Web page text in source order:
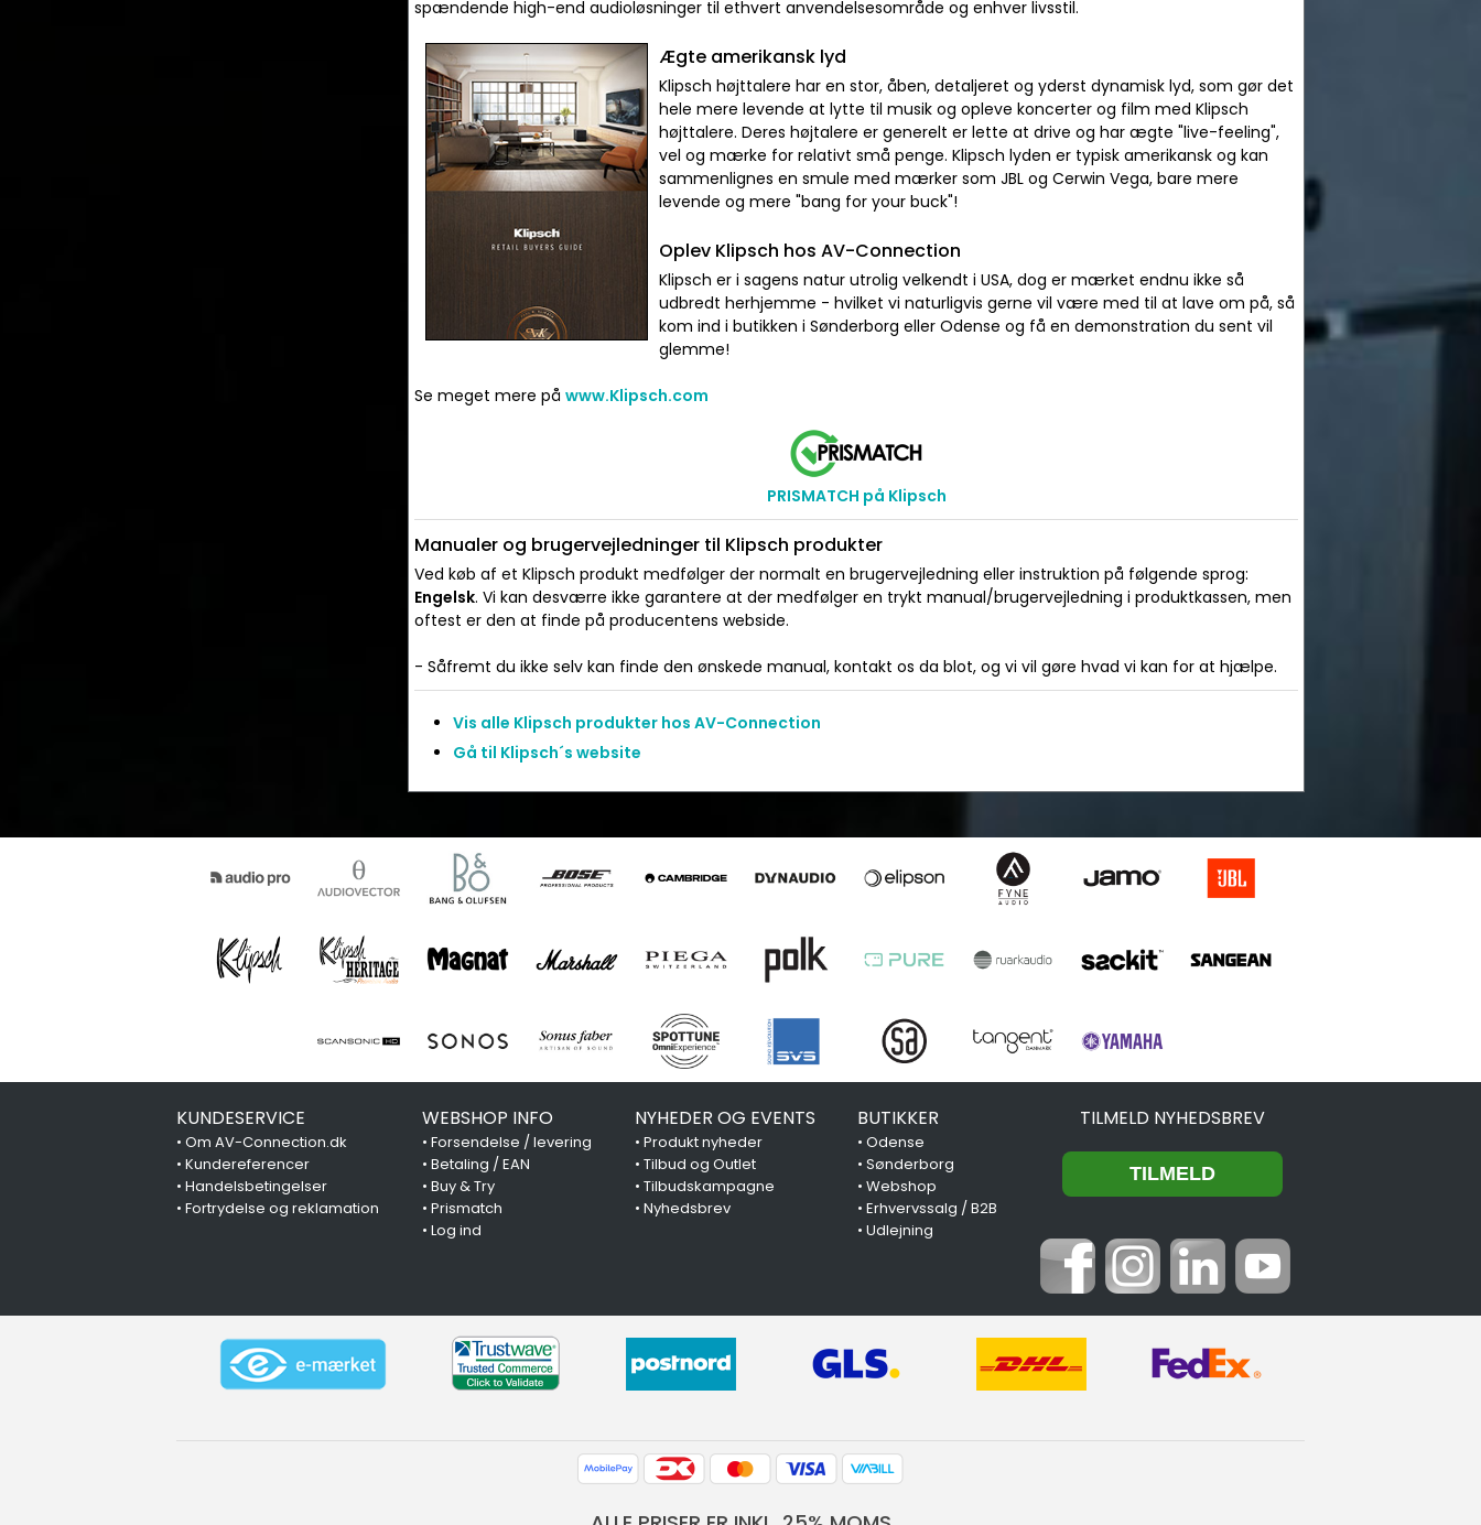
spændende high-end audioløsninger til ethvert anvendelsesområde og enhver livsstil.
Ægte amerikansk lyd
Klipsch højttalere har en stor, åben, detaljeret og yderst dynamisk lyd, som gør det
hele mere levende at lytte til musik og opleve koncerter og film med Klipsch
højttalere. Deres højtalere er generelt er lette at drive og har ægte "live-feeling",
vel og mærke for relativt små penge. Klipsch lyden er typisk amerikansk og kan
sammenlignes en smule med mærker som JBL og Cerwin Vega, bare mere
levende og mere "bang for your buck"!
Oplev Klipsch hos AV-Connection
Klipsch er i sagens natur utrolig velkendt i USA, dog er mærket endnu ikke så
udbredt herhjemme - hvilket vi naturligvis gerne vil være med til at lave om på, så
kom ind i butikken i Sønderborg eller Odense og få en demonstration du sent vil
glemme!
Se meget mere på www.Klipsch.com
PRISMATCH på Klipsch
Manualer og brugervejledninger til Klipsch produkter
Ved køb af et Klipsch produkt medfølger der normalt en brugervejledning eller instruktion på følgende sprog:
Engelsk. Vi kan desværre ikke garantere at der medfølger en trykt manual/brugervejledning i produktkassen, men
oftest er den at finde på producentens webside.
- Såfremt du ikke selv kan finde den ønskede manual, kontakt os da blot, og vi vil gøre hvad vi kan for at hjælpe.
Vis alle Klipsch produkter hos AV-Connection
Gå til Klipsch´s website
KUNDESERVICE
• Om AV-Connection.dk
• Kundereferencer
• Handelsbetingelser
• Fortrydelse og reklamation
WEBSHOP INFO
• Forsendelse / levering
• Betaling / EAN
• Buy & Try
• Prismatch
• Log ind
NYHEDER OG EVENTS
• Produkt nyheder
• Tilbud og Outlet
• Tilbudskampagne
• Nyhedsbrev
BUTIKKER
•Odense
•Sønderborg
•Webshop
•Erhvervssalg / B2B
•Udlejning
TILMELD NYHEDSBREV